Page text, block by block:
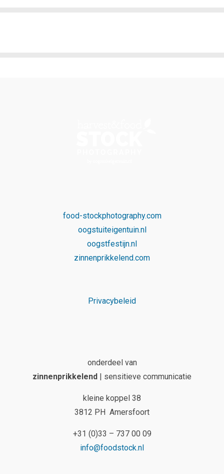
food-stockphotography.com
oogstuiteigentuin.nl
oogstfestijn.nl
zinnenprikkelend.com
Privacybeleid
onderdeel van
zinnenprikkelend | sensitieve communicatie
kleine koppel 38
3812 PH Amersfoort
+31 (0)33 – 737 00 09
info@foodstock.nl